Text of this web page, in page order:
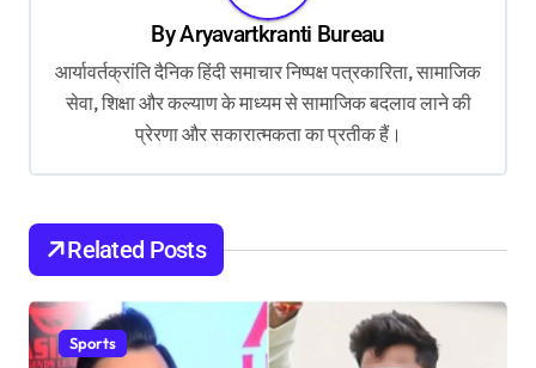
t
i
o
n
ByAryavartkranti Bureau
आर्यावर्तक्रांति दैनिक हिंदी समाचार निष्पक्ष पत्रकारिता, सामाजिक
सेवा, शिक्षा और कल्याण के माध्यम से सामाजिक बदलाव लाने की
प्रेरणा और सकारात्मकता का प्रतीक हैं।
Related Posts
Sports